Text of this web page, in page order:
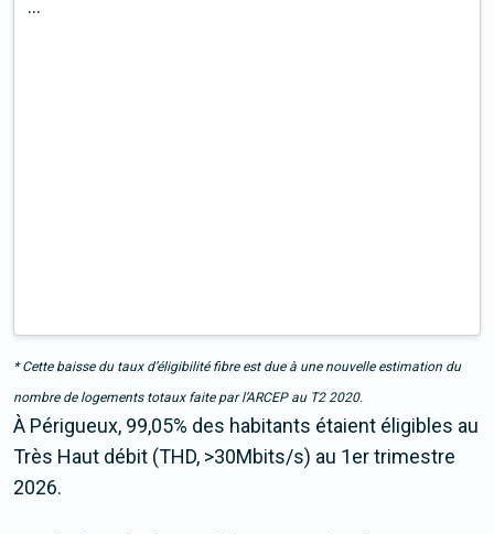
...
* Cette baisse du taux d’éligibilité fibre est due à une nouvelle estimation du
nombre de logements totaux faite par l’ARCEP au T2 2020.
À Périgueux, 99,05% des habitants étaient éligibles au
Très Haut débit (THD, >30Mbits/s) au 1er trimestre
2026.